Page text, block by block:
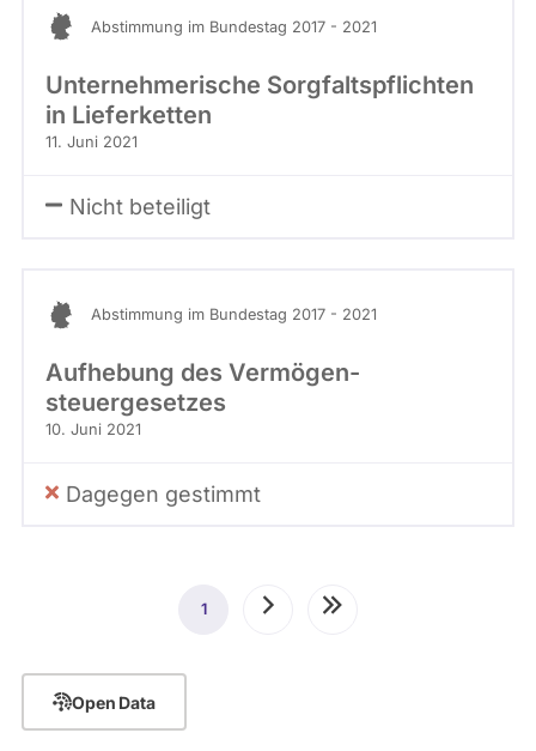
Abstimmung im Bundestag 2017 - 2021
Unternehmerische Sorgfaltspflichten
in Lieferketten
11. Juni 2021
Nicht beteiligt
Abstimmung im Bundestag 2017 - 2021
Auf­hebung des Vermögen­
steuergesetzes
10. Juni 2021
Dagegen gestimmt
Seitennummerierung
Aktuelle
1 NächsteLetzte
Open Data